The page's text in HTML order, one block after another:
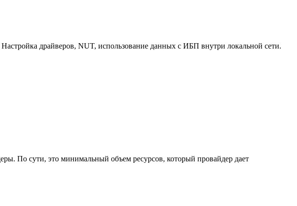
драйверов, NUT, использование данных с ИБП внутри локальной сети.
По сути, это минимальный объем ресурсов, который провайдер дает